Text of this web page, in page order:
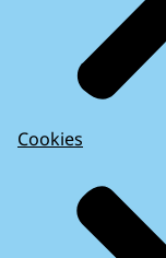
Cookies